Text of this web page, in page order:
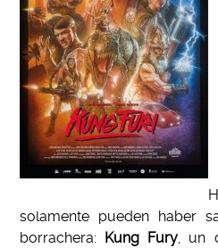
solamente pueden haber
borrachera:
Kung Fury, un